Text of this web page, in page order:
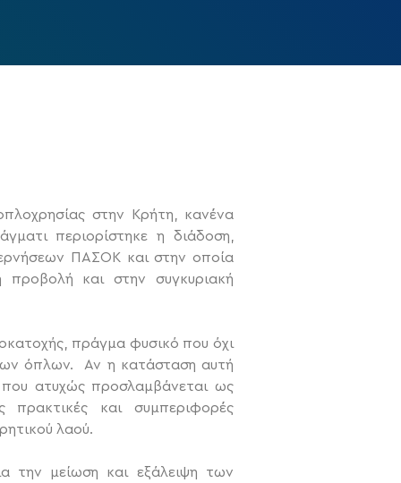
στην Κρήτη, κανένα
περιορίστηκε η διάδοση,
ΠΑΣΟΚ και στην οποία
και στην συγκυριακή
πράγμα φυσικό που όχι
των όπλων. Αν η κατάσταση αυτή
που ατυχώς προσλαμβάνεται ως
πρακτικές και συμπεριφορές
λαού.
την μείωση και εξάλειψη των